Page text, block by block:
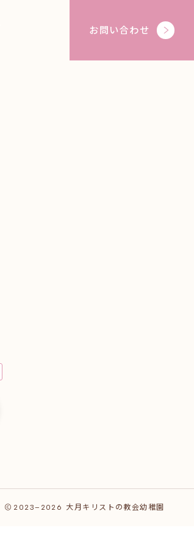
お問い合わせ
2023–2026 大月キリストの教会幼稚園